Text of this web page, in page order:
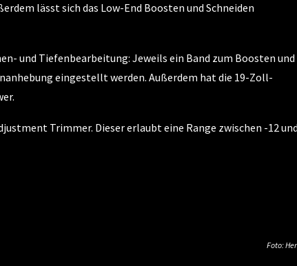
lässt sich das Low-End Boosten und Schneiden
und Tiefenbearbeitung: Jeweils ein Band zum Boosten und
eingestellt werden. Außerdem hat die 19-Zoll-
Trimmer. Dieser erlaubt eine Range zwischen -12
Foto: